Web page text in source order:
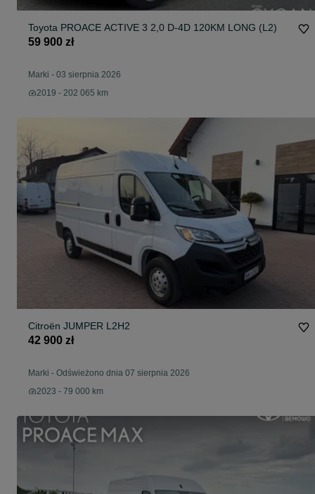
Toyota PROACE ACTIVE 3 2,0 D-4D 120KM LONG (L2)
59 900 zł
Marki - 03 sierpnia 2026
2019 - 202 065 km
Citroën JUMPER L2H2
42 900 zł
Marki - Odświeżono dnia 07 sierpnia 2026
2023 - 79 000 km